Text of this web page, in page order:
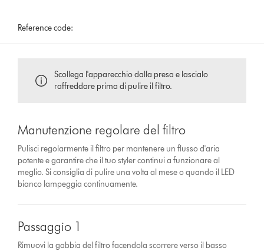
Reference code:
Scollega l'apparecchio dalla presa e lascialo
raffreddare prima di pulire il filtro.
Manutenzione regolare del filtro
Pulisci regolarmente il filtro per mantenere un flusso d'aria
potente e garantire che il tuo styler continui a funzionare al
meglio. Si consiglia di pulire una volta al mese o quando il LED
bianco lampeggia continuamente.
Passaggio 1
Rimuovi la gabbia del filtro facendola scorrere verso il basso